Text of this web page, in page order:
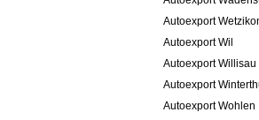
Autoexport
Autoexport Wil
Autoexport Willisau
Autoexport
Autoexport Wohlen